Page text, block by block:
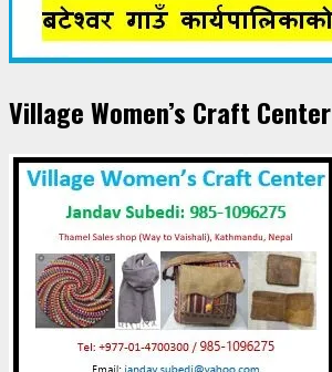
Village Women’s Craft Center